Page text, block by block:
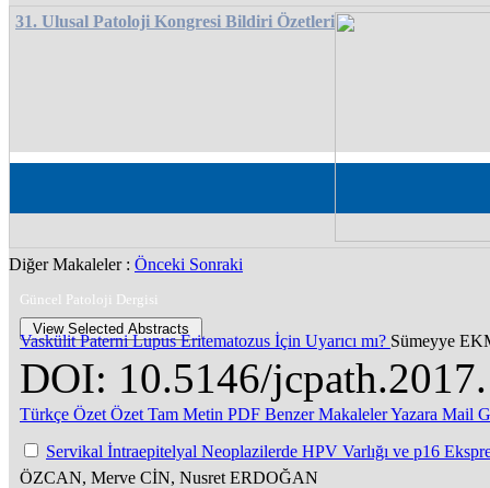
31. Ulusal Patoloji Kongresi Bildiri Özetleri
Diğer Makaleler : Önceki Sonraki
Güncel Patoloji Dergisi
Vaskülit Paterni Lupus Eritematozus İçin Uyarıcı mı? Sümeyye
DOI: 10.5146/
Türkçe Özet Özet Tam Metin PDF Benzer MakalelerYazara Mail
Servikal İntraepitelyal Neoplazilerde HPV Varlığı ve p16
ÖZCAN, Merve CİN, Nusret ERDOĞAN